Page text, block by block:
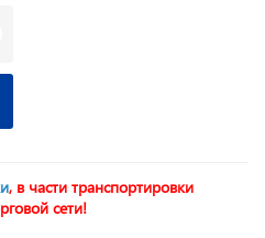
, в части транспортировки
сети!